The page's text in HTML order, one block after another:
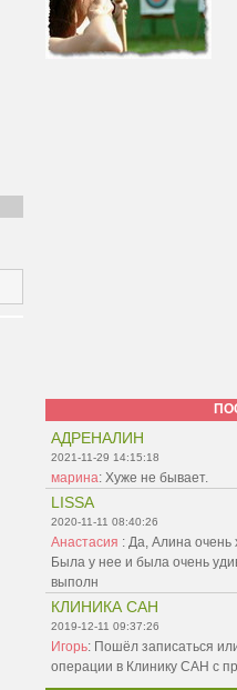
АДРЕНАЛИН
2021-11-29 14:15:18
марина: Хуже не бывает.
LISSA
2020-11-11 08:40:26
Анастасия : Да, Алина очень
Была у нее и была очень
выполн
КЛИНИКА САН
2019-12-11 09:37:26
Игорь: Пошёл записаться
операции в Клинику САН с